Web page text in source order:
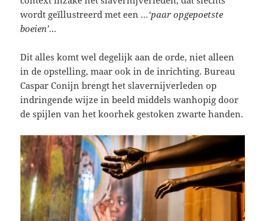
wordt geïllustreerd met een…‘paar opgepoetste
boeien’…
Dit alles komt wel degelijk aan de orde, niet alleen
in de opstelling, maar ook in de inrichting. Bureau
Caspar Conijn brengt het slavernijverleden op
indringende wijze in beeld middels wanhopig door
de spijlen van het koorhek gestoken zwarte handen.